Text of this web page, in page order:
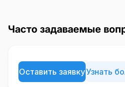
Часто задаваемые
Оставить заявкуУзнать